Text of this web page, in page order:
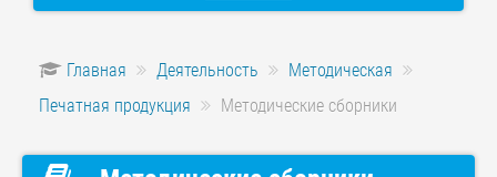
Главная Деятельность
Методическая
Печатная продукция
Методические сборники